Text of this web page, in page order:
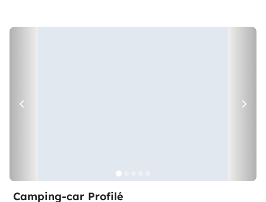
Camping-car Profilé